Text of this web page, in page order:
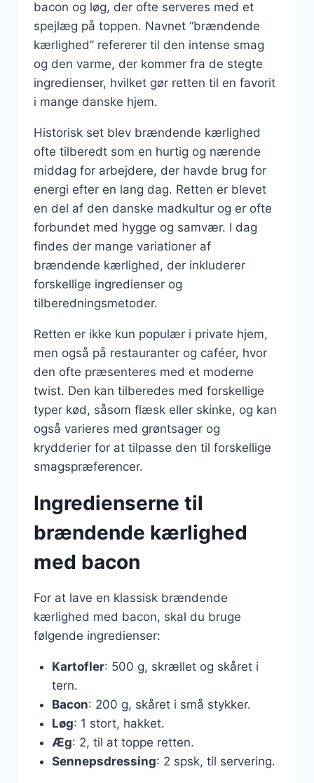
bacon og løg, der ofte serveres med et
spejlæg på toppen. Navnet “brændende
kærlighed” refererer til den intense smag
og den varme, der kommer fra de stegte
ingredienser, hvilket gør retten til en favorit
i mange danske hjem.
Historisk set blev brændende kærlighed
ofte tilberedt som en hurtig og nærende
middag for arbejdere, der havde brug for
energi efter en lang dag. Retten er blevet
en del af den danske madkultur og er ofte
forbundet med hygge og samvær. I dag
findes der mange variationer af
brændende kærlighed, der inkluderer
forskellige ingredienser og
tilberedningsmetoder.
Retten er ikke kun populær i private hjem,
men også på restauranter og caféer, hvor
den ofte præsenteres med et moderne
twist. Den kan tilberedes med forskellige
typer kød, såsom flæsk eller skinke, og kan
også varieres med grøntsager og
krydderier for at tilpasse den til forskellige
smagspræferencer.
Ingredienserne til
brændende kærlighed
med bacon
For at lave en klassisk brændende
kærlighed med bacon, skal du bruge
følgende ingredienser:
Kartofler: 500 g, skrællet og skåret i
tern.
Bacon: 200 g, skåret i små stykker.
Løg: 1 stort, hakket.
Æg: 2, til at toppe retten.
Sennepsdressing: 2 spsk, til servering.